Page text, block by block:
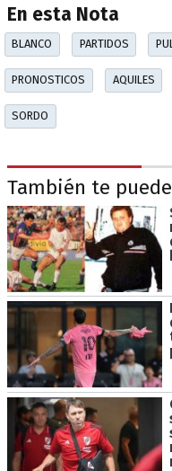
En esta Nota
BLANCO PARTIDOS
PRONOSTICOS AQUILES
SORDO
También te